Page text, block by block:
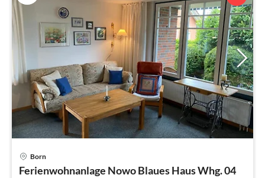
Born
Ferienwohnanlage Nowo Blaues Haus Whg. 04